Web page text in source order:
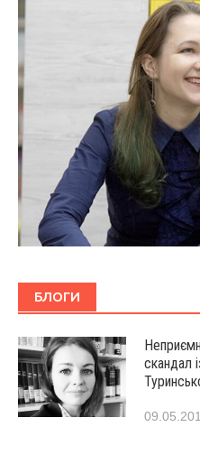
БЛОГИ
скандал